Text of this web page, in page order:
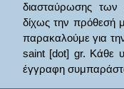
διασταύρωσης
δίχως την πρόθεσή
παρακαλούμε για
saint [dot] gr. Κάθε
έγγραφη